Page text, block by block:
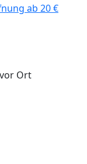
Ort